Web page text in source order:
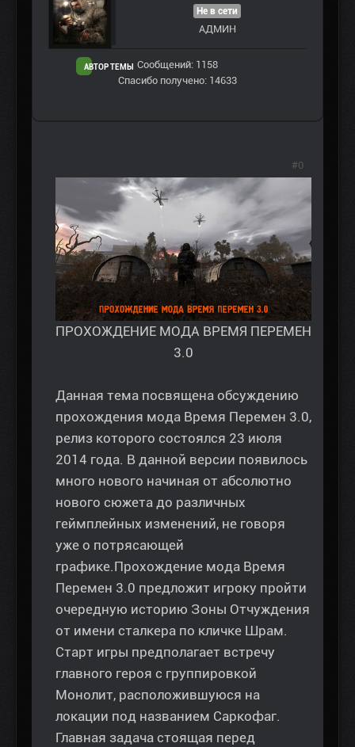
АВТОР ТЕМЫ
Не в сети
АДМИН
Сообщений: 1158
Спасибо получено: 14633
ПРОХОЖДЕНИЕ МОДА ВРЕМЯ ПЕРЕМЕН
3.0
Данная тема посвящена обсуждению
прохождения мода Время Перемен 3.0,
релиз которого состоялся 23 июля
2014 года. В данной версии появилось
много нового начиная от абсолютно
нового сюжета до различных
геймплейных изменений, не говоря
уже о потрясающей
графике.Прохождение мода Время
Перемен 3.0 предложит игроку пройти
очередную историю Зоны Отчуждения
от имени сталкера по кличке Шрам.
Старт игры предполагает встречу
главного героя с группировкой
Монолит, расположившуюся на
локации под названием Саркофаг.
Главная задача стоящая перед
#0